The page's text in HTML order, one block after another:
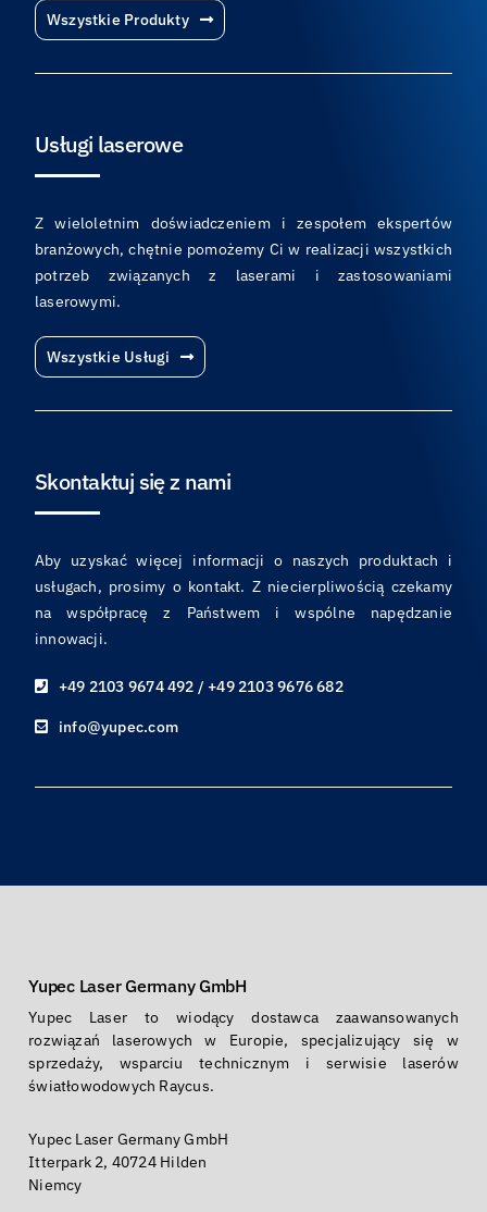
Wszystkie Produkty
Usługi laserowe
Z wieloletnim doświadczeniem i zespołem ekspertów
branżowych, chętnie pomożemy Ci w realizacji wszystkich
potrzeb związanych z laserami i zastosowaniami
laserowymi.
Wszystkie Usługi
Skontaktuj się z nami
Aby uzyskać więcej informacji o naszych produktach i
usługach, prosimy o kontakt. Z niecierpliwością czekamy
na współpracę z Państwem i wspólne napędzanie
innowacji.
+49 2103 9674 492 / +49 2103 9676 682
info@yupec.com
Yupec Laser Germany GmbH
Yupec Laser to wiodący dostawca zaawansowanych
rozwiązań laserowych w Europie, specjalizujący się w
sprzedaży, wsparciu technicznym i serwisie laserów
światłowodowych Raycus.
Yupec Laser Germany GmbH
Itterpark 2, 40724 Hilden
Niemcy